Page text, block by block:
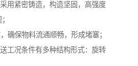
用紧密铸造，构造坚固，高强度
确保物料流通顺畅，形成堵塞；
工况条件有多种结构形式：旋转